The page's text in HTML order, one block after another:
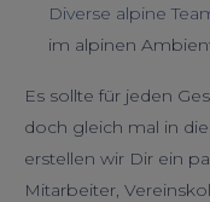
Diverse alpine
im alpinen
Es sollte für jeden
doch gleich mal in
erstellen wir Dir ein
Mitarbeiter,